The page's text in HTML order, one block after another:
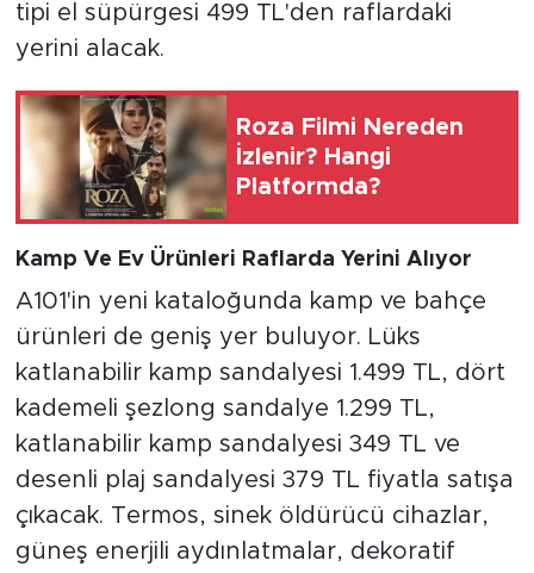
tipi el süpürgesi 499 TL'den raflardaki
yerini alacak.
Roza Filmi Nereden
İzlenir? Hangi
Platformda?
Kamp Ve Ev Ürünleri Raflarda Yerini Alıyor
A101'in yeni kataloğunda kamp ve bahçe
ürünleri de geniş yer buluyor. Lüks
katlanabilir kamp sandalyesi 1.499 TL, dört
kademeli şezlong sandalye 1.299 TL,
katlanabilir kamp sandalyesi 349 TL ve
desenli plaj sandalyesi 379 TL fiyatla satışa
çıkacak. Termos, sinek öldürücü cihazlar,
güneş enerjili aydınlatmalar, dekoratif